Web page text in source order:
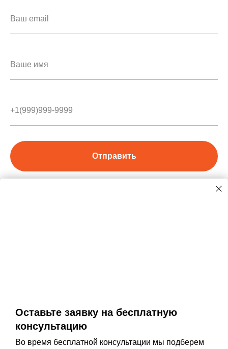
Отправить
ИП Панаско Никита
Вячеславович
ОРГНИП:322784700104404
Публичная оферта
Оставьте заявку на бесплатную
консультацию
Во время бесплатной консультации мы подберем